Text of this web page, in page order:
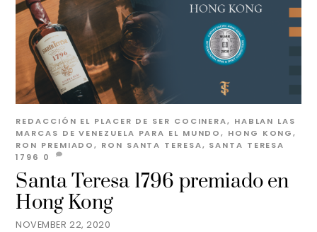
NOVEMBER 22, 2020
Santa Teresa 1796 premiado en
Hong Kong
REDACCIÓN EL PLACER DE SER COCINERA, HABLAN LAS
MARCAS DE VENEZUELA PARA EL MUNDO, HONG KONG,
RON PREMIADO, RON SANTA TERESA, SANTA TERESA
1796 0